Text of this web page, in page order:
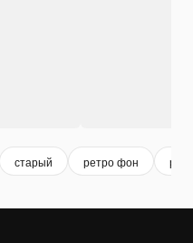
старый ретро фон